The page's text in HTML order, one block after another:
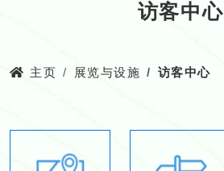
访客中心
主页 展览与设施 访客中心